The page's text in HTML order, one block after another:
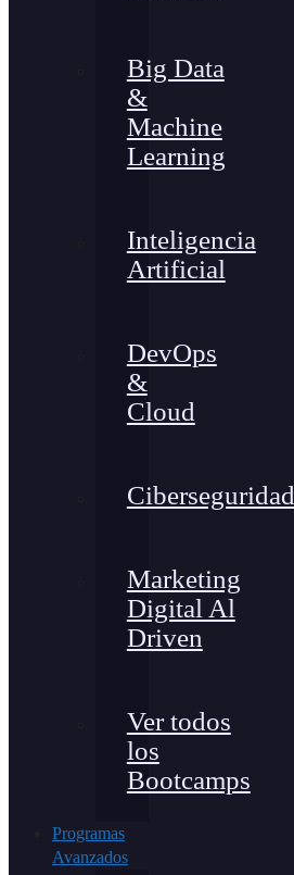
Big Data
&
Machine
Learning
Inteligencia
Artificial
DevOps
&
Cloud
Ciberseguridad
Marketing
Digital Al
Driven
Ver todos
los
Bootcamps
Programas
Avanzados